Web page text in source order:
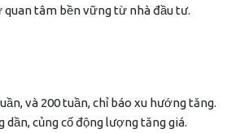
tâm bền vững từ nhà đầu tư.
và 200 tuần, chỉ báo xu hướng tăng.
củng cố động lượng tăng giá.